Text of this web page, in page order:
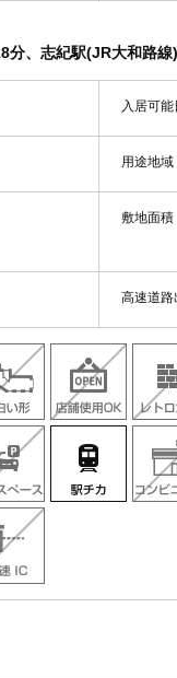
分、志紀駅(JR大和路
入居可能
用途地域
敷地面積
高速道路